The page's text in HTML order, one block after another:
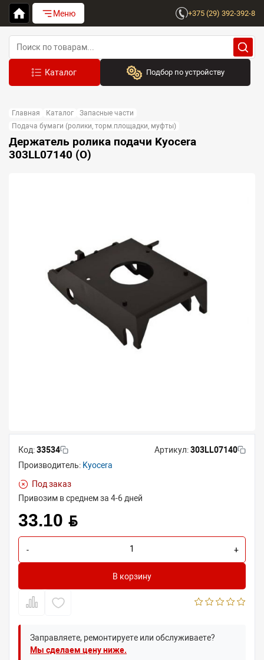
Меню +375 (29) 392-392-8
Подбор по устройству
Выберите бренд
Устройство:
Главная Каталог
Запасные части
Подача бумаги (ролики, торм.площадки, муфты)
Держатель ролика подачи Kyocera
303LL07140 (O)
Код:33534 Артикул:303LL07140
Производитель: Kyocera
Под заказ
Привозим в среднем за 4-6 дней
33.10 BYN
- +
В корзину
Заправляете, ремонтируете или обслуживаете?
Мы сделаем цену ниже.